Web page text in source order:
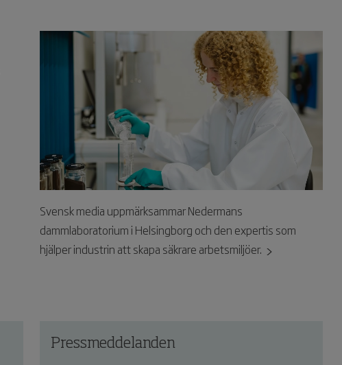
Svensk media uppmärksammar Nedermans
dammlaboratorium i Helsingborg och den expertis som
hjälper industrin att skapa säkrare arbetsmiljöer.
Pressmeddelanden